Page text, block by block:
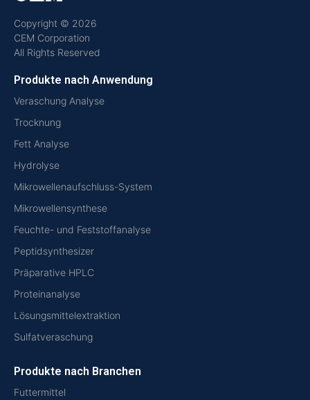
Copyright © 2026
CEM Corporation
All Rights Reserved
Produkte nach Anwendung
Veraschung Analyse
Trocknung
Fett Analyse
Hydrolyse
Mikrowellenaufschluss-System
Mikrowellensynthese
Feuchte- und Feststoffanalyse
Peptidsynthesizer
Präparative HPLC
Proteinanalyse
Lösungsmittelextraktion
Sulfatveraschung
Produkte nach Branchen
Futtermittel